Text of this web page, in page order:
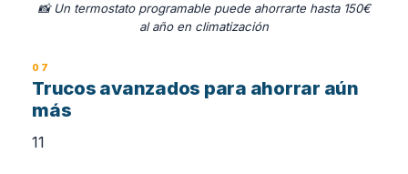
📸 Un termostato programable puede ahorrarte hasta 150€
al año en climatización
Trucos avanzados para ahorrar aún
más
11